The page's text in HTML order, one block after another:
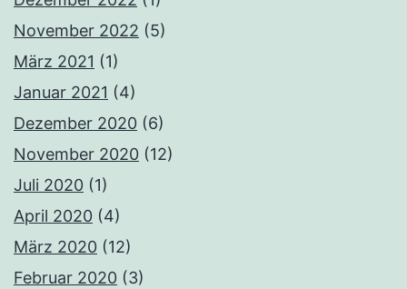
November 2022 (5)
März 2021 (1)
Januar 2021 (4)
Dezember 2020 (6)
November 2020 (12)
Juli 2020 (1)
April 2020 (4)
März 2020 (12)
Februar 2020 (3)